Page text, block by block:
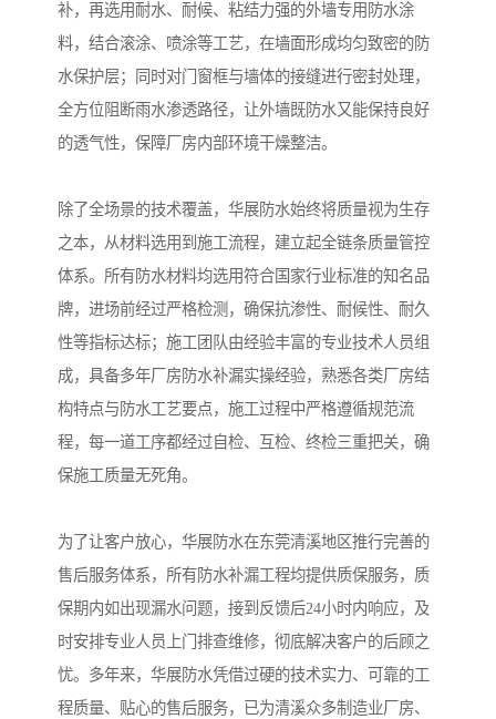
补，再选用耐水、耐候、粘结力强的外墙专用防水涂
料，结合滚涂、喷涂等工艺，在墙面形成均匀致密的防
水保护层；同时对门窗框与墙体的接缝进行密封处理，
全方位阻断雨水渗透路径，让外墙既防水又能保持良好
的透气性，保障厂房内部环境干燥整洁。
除了全场景的技术覆盖，华展防水始终将质量视为生存
之本，从材料选用到施工流程，建立起全链条质量管控
体系。所有防水材料均选用符合国家行业标准的知名品
牌，进场前经过严格检测，确保抗渗性、耐候性、耐久
性等指标达标；施工团队由经验丰富的专业技术人员组
成，具备多年厂房防水补漏实操经验，熟悉各类厂房结
构特点与防水工艺要点，施工过程中严格遵循规范流
程，每一道工序都经过自检、互检、终检三重把关，确
保施工质量无死角。
为了让客户放心，华展防水在东莞清溪地区推行完善的
售后服务体系，所有防水补漏工程均提供质保服务，质
保期内如出现漏水问题，接到反馈后24小时内响应，及
时安排专业人员上门排查维修，彻底解决客户的后顾之
忧。多年来，华展防水凭借过硬的技术实力、可靠的工
程质量、贴心的售后服务，已为清溪众多制造业厂房、